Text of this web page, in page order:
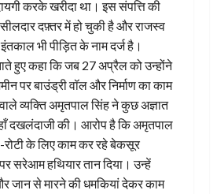
करके खरीदा था। इस संपत्ति की
दफ़्तर में हो चुकी है और राजस्व
इंतकाल भी पीड़ित के नाम दर्ज है।
हुए कहा कि जब 27 अप्रैल को उन्होंने
पर बाउंड्री वॉल और निर्माण का काम
व्यक्ति अमृतपाल सिंह ने कुछ अज्ञात
दखलंदाजी की। आरोप है कि अमृतपाल
रोटी के लिए काम कर रहे बेकसूर
सरेआम हथियार तान दिया। उन्हें
जान से मारने की धमकियां देकर काम